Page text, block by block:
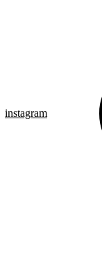
instagram